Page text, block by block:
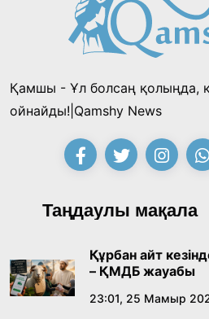
Өскенбай Құлатайұлы:
еткен қаламгер
17:46, 26 Шілде 2026
Еңбек адамына
қызметкерлермен бірге
таңғы ас ішті
13:57, 24 Шілде 2026
«Тектілер ту көтереді»
жеңімпаздарын анықтады
18:39, 23 Шілде 2026
Қонаев қаласының әкімі
Қамшы - Ұл болсаң қолыңда,
ойнайды!|Qamshy News
Таңдаулы мақала
Құрбан айт
– ҚМДБ жауабы
23:01, 25 Мамыр